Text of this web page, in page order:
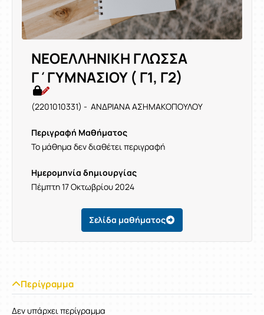
ΝΕΟΕΛΛΗΝΙΚΗ ΓΛΩΣΣΑ
Γ΄ΓΥΜΝΑΣΙΟΥ ( Γ1, Γ2)
(2201010331) - ΑΝΔΡΙΑΝΑ ΑΣΗΜΑΚΟΠΟΥΛΟΥ
Περιγραφή Μαθήματος
Το μάθημα δεν διαθέτει περιγραφή
Ημερομηνία δημιουργίας
Πέμπτη 17 Οκτωβρίου 2024
Σελίδα μαθήματος
Περίγραμμα
Δεν υπάρχει περίγραμμα